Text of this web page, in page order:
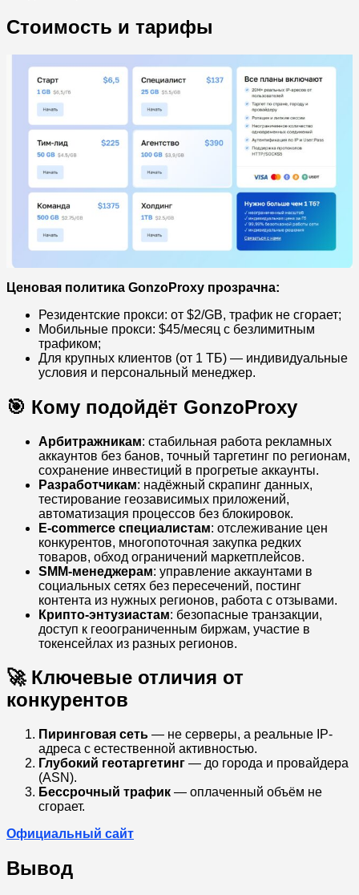
Стоимость и тарифы
Ценовая политика GonzoProxy прозрачна:
Резидентские прокси: от $2/GB, трафик не сгорает;
Мобильные прокси: $45/месяц с безлимитным
трафиком;
Для крупных клиентов (от 1 ТБ) — индивидуальные
условия и персональный менеджер.
🎯 Кому подойдёт GonzoProxy
Арбитражникам: стабильная работа рекламных
аккаунтов без банов, точный таргетинг по регионам,
сохранение инвестиций в прогретые аккаунты.
Разработчикам: надёжный скрапинг данных,
тестирование геозависимых приложений,
автоматизация процессов без блокировок.
E-commerce специалистам: отслеживание цен
конкурентов, многопоточная закупка редких
товаров, обход ограничений маркетплейсов.
SMM-менеджерам: управление аккаунтами в
социальных сетях без пересечений, постинг
контента из нужных регионов, работа с отзывами.
Крипто-энтузиастам: безопасные транзакции,
доступ к геоограниченным биржам, участие в
токенсейлах из разных регионов.
🚀 Ключевые отличия от
конкурентов
Пиринговая сеть — не серверы, а реальные IP-
адреса с естественной активностью.
Глубокий геотаргетинг — до города и провайдера
(ASN).
Бессрочный трафик — оплаченный объём не
сгорает.
Официальный сайт
Вывод